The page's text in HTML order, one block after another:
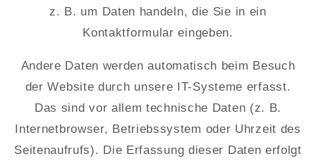
z. B. um Daten handeln, die Sie in ein
Kontaktformular eingeben.
Andere Daten werden automatisch beim Besuch
der Website durch unsere IT-Systeme erfasst.
Das sind vor allem technische Daten (z. B.
Internetbrowser, Betriebssystem oder Uhrzeit des
Seitenaufrufs). Die Erfassung dieser Daten erfolgt